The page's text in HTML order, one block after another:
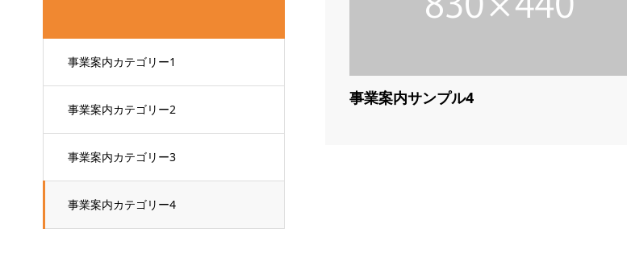
事業案内カテゴリー1
事業案内カテゴリー2
事業案内カテゴリー3
事業案内カテゴリー4
事業案内サンプル4